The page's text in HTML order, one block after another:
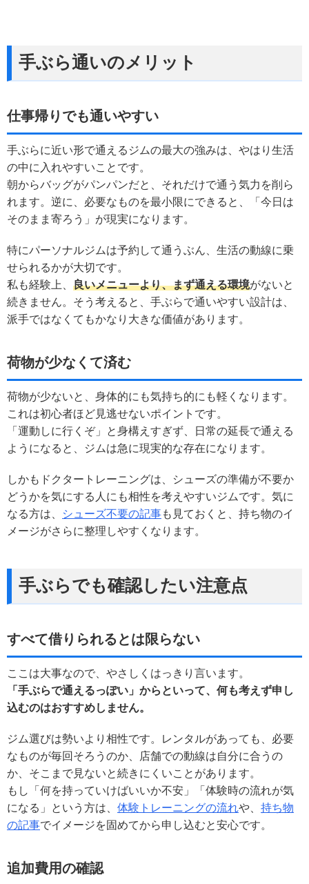
手ぶら通いのメリット
仕事帰りでも通いやすい
手ぶらに近い形で通えるジムの最大の強みは、やはり生活
の中に入れやすいことです。
朝からバッグがパンパンだと、それだけで通う気力を削ら
れます。逆に、必要なものを最小限にできると、「今日は
そのまま寄ろう」が現実になります。
特にパーソナルジムは予約して通うぶん、生活の動線に乗
せられるかが大切です。
私も経験上、 良いメニューより、まず通える環境がないと
続きません。そう考えると、手ぶらで通いやすい設計は、
派手ではなくてもかなり大きな価値があります。
荷物が少なくて済む
荷物が少ないと、身体的にも気持ち的にも軽くなります。
これは初心者ほど見逃せないポイントです。
「運動しに行くぞ」と身構えすぎず、日常の延長で通える
ようになると、ジムは急に現実的な存在になります。
しかもドクタートレーニングは、シューズの準備が不要か
どうかを気にする人にも相性を考えやすいジムです。気に
なる方は、
シューズ不要の記事も見ておくと、持ち物のイ
メージがさらに整理しやすくなります。
手ぶらでも確認したい注意点
すべて借りられるとは限らない
ここは大事なので、やさしくはっきり言います。
「手ぶらで通えるっぽい」からといって、何も考えず申し
込むのはおすすめしません。
ジム選びは勢いより相性です。レンタルがあっても、必要
なものが毎回そろうのか、店舗での動線は自分に合うの
か、そこまで見ないと続きにくいことがあります。
もし「何を持っていけばいいか不安」「体験時の流れが気
になる」という方は、 体験トレーニングの流れや、 持ち物
の記事でイメージを固めてから申し込むと安心です。
追加費用の確認